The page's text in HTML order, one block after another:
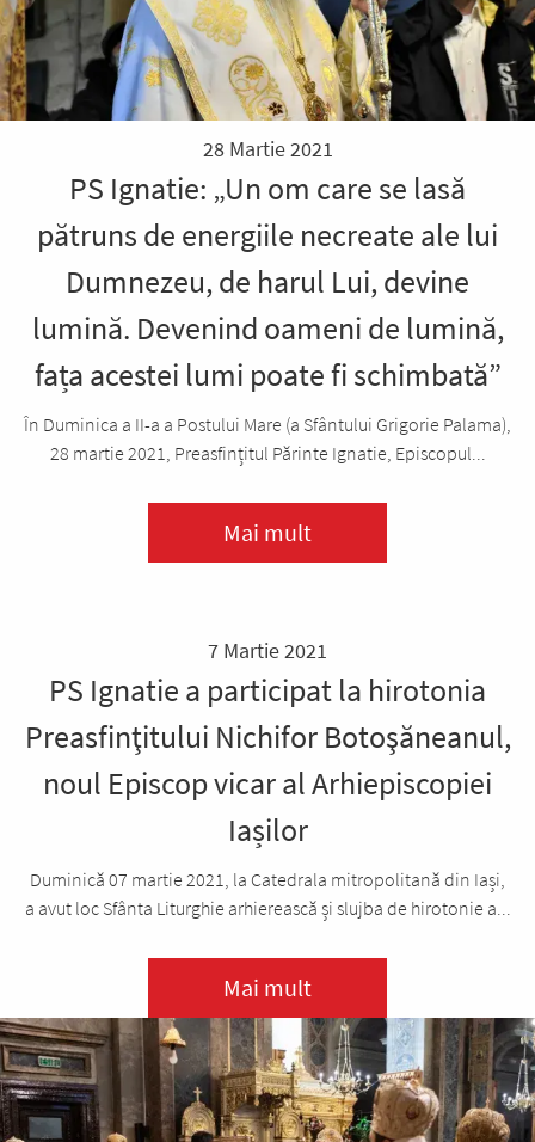
28 Martie 2021
PS Ignatie: „Un om care se lasă
pătruns de energiile necreate ale lui
Dumnezeu, de harul Lui, devine
lumină. Devenind oameni de lumină,
fața acestei lumi poate fi schimbată”
În Duminica a II-a a Postului Mare (a Sfântului Grigorie Palama),
28 martie 2021, Preasfințitul Părinte Ignatie, Episcopul...
Mai mult
7 Martie 2021
PS Ignatie a participat la hirotonia
Preasfinţitului Nichifor Botoşăneanul,
noul Episcop vicar al Arhiepiscopiei
Iașilor
Duminică 07 martie 2021, la Catedrala mitropolitană din Iași,
a avut loc Sfânta Liturghie arhierească și slujba de hirotonie a...
Mai mult